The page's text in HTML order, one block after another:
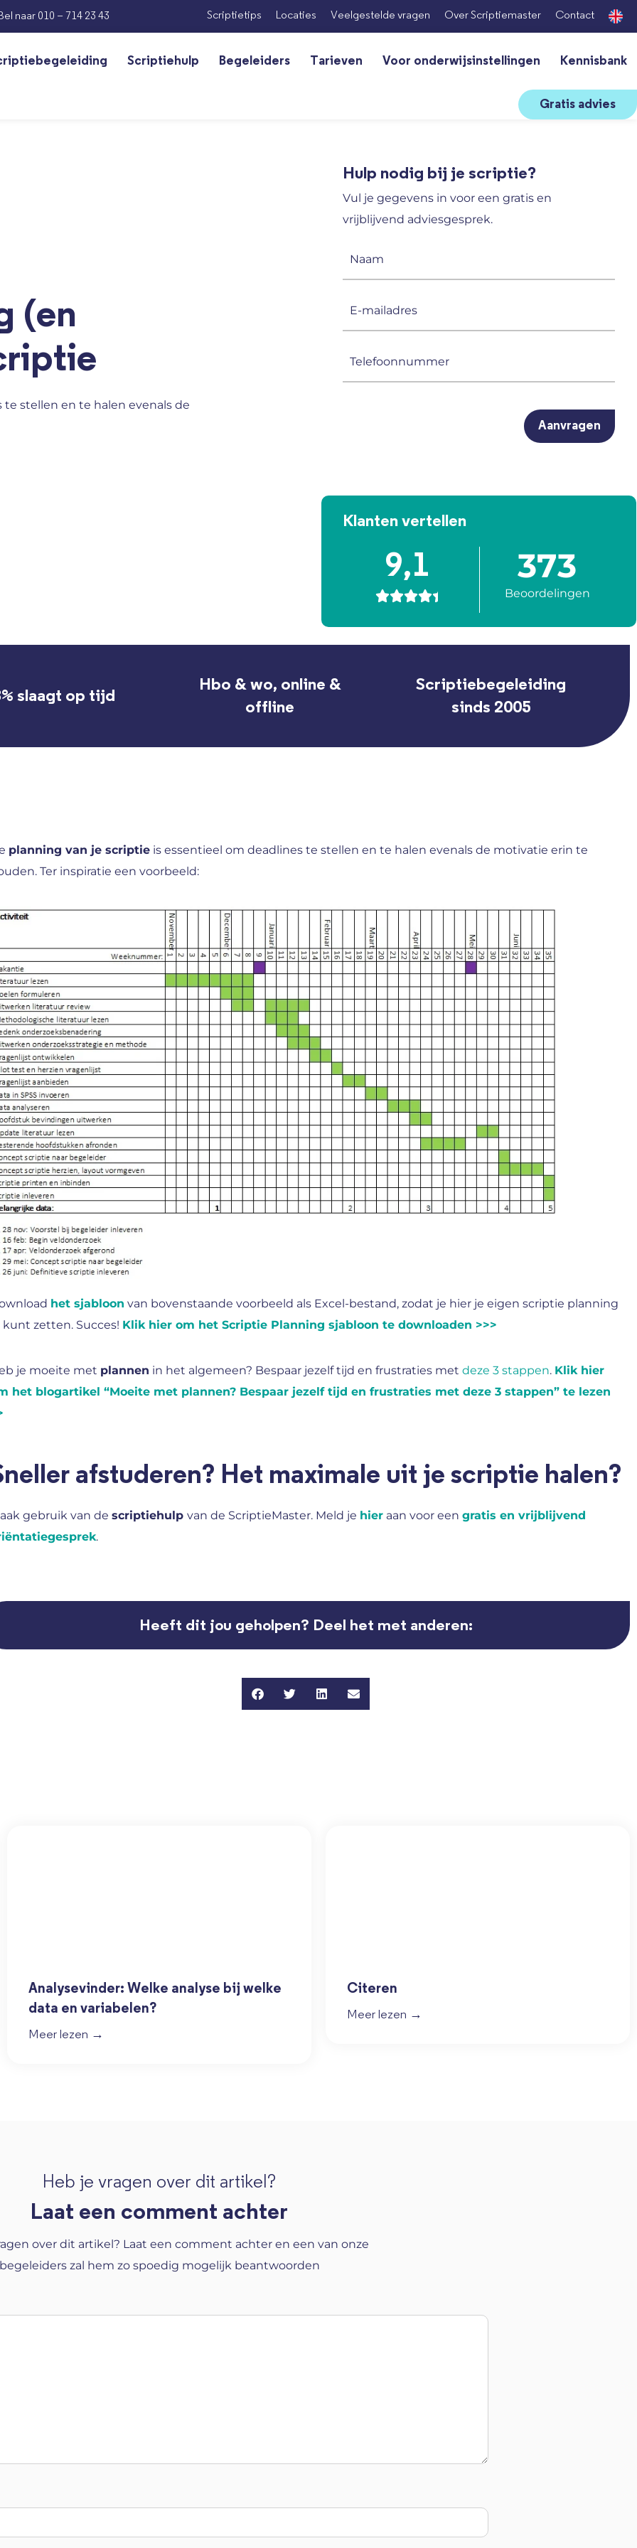
Bel naar 010 – 714 23 43 Scriptietips Locaties Veelgestelde vragen Over Scriptiemaster Contact
Scriptiehulp Begeleiders Tarieven Voor onderwijsinstellingen Kennisbank
Gratis advies
(en
te stellen en te halen evenals de
Hulp nodig bij je scriptie?
Vul je gegevens in voor een gratis en
vrijblijvend adviesgesprek.
Klanten vertellen
9,1

373
Beoordelingen
slaagt op tijd
Hbo & wo, online &
offline
Scriptiebegeleiding
sinds 2005
planning van je scriptieis essentieel om deadlines te stellen en te halen evenals de motivatie erin te
Ter inspiratie een voorbeeld:
het sjabloon van bovenstaande voorbeeld als Excel-bestand, zodat je hier je eigen scriptie planning
kunt zetten. Succes! Klik hier om het Scriptie Planning sjabloon te downloaden >>>
je moeite met plannen in het algemeen? Bespaar jezelf tijd en frustraties met deze 3 stappen. Klik hier
het blogartikel “Moeite met plannen? Bespaar jezelf tijd en frustraties met deze 3 stappen” te lezen
afstuderen? Het maximale uit je scriptie halen?
gebruik van de scriptiehulp van de ScriptieMaster. Meld je hier aan voor een gratis en vrijblijvend
.
Heeft dit jou geholpen? Deel het met anderen:
Analysevinder: Welke analyse bij welke
data en variabelen?
Meer lezen →
Citeren
Meer lezen →
Heb je vragen over dit artikel?
Laat een comment achter
over dit artikel? Laat een comment achter en een van onze
begeleiders zal hem zo spoedig mogelijk beantwoorden